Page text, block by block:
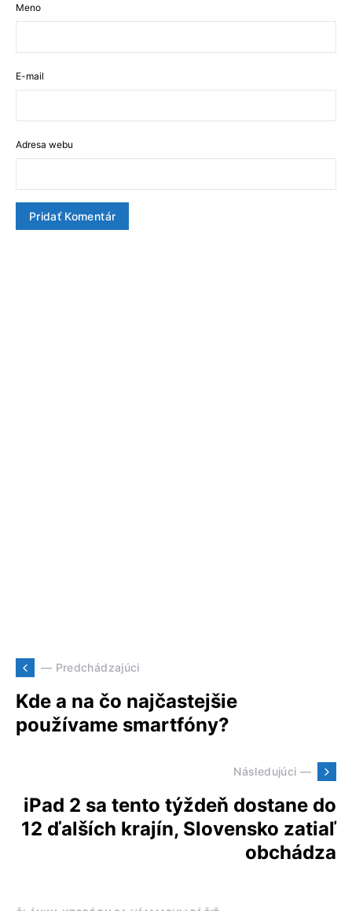
Meno
E-mail
Adresa webu
— Predchádzajúci
Kde a na čo najčastejšie
používame smartfóny?
Následujúci —
iPad 2 sa tento týždeň dostane do
12 ďalších krajín, Slovensko zatiaľ
obchádza